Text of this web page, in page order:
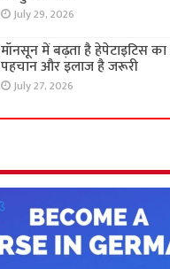
July 29, 2026
मॉनसून में बढ़ता है हेपेटाइटिस
पहचान और इलाज है जरूरी
July 27, 2026